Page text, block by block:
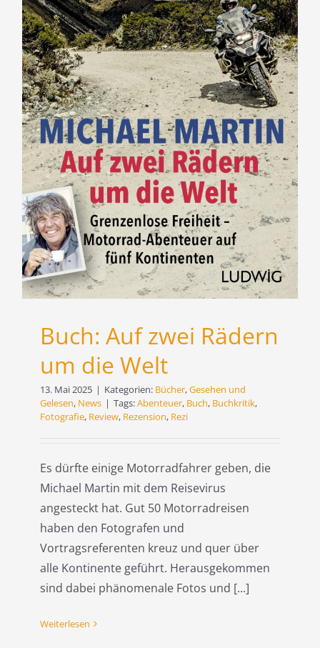
Buch: Auf zwei Rädern
um die Welt
13. Mai 2025 | Kategorien: Bücher,Gesehen und
Gelesen, News | Tags:Abenteuer, Buch, Buchkritik,
Fotografie, Review, Rezension, Rezi
Es dürfte einige Motorradfahrer geben, die
Michael Martin mit dem Reisevirus
angesteckt hat. Gut 50 Motorradreisen
haben den Fotografen und
Vortragsreferenten kreuz und quer über
alle Kontinente geführt. Herausgekommen
sind dabei phänomenale Fotos und [...]
Weiterlesen